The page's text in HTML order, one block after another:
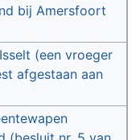
bij Amersfoort
(een vroeger
afgestaan aan